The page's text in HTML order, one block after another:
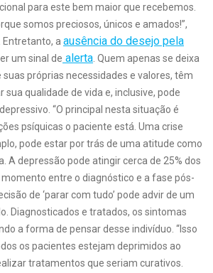
para este bem maior que recebemos.
somos preciosos, únicos e amados!”,
a ausência do desejo pela
um sinal de alerta . Quem apenas se deixa
suas próprias necessidades e valores, têm
sua qualidade de vida e, inclusive, pode
“O principal nesta situação é
psíquicas o paciente está. Uma crise
pode estar por trás de uma atitude como
A depressão pode atingir cerca de 25% dos
entre o diagnóstico e a fase pós-
de ‘parar com tudo’ pode advir de um
Diagnosticados e tratados, os sintomas
a forma de pensar desse indivíduo. “Isso
os pacientes estejam deprimidos ao
tratamentos que seriam curativos.